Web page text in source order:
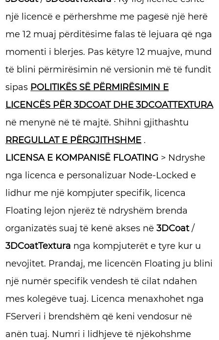
një licencë e përhershme me pagesë një herë
me 12 muaj përditësime falas të lejuara që nga
momenti i blerjes. Pas këtyre 12 muajve, mund
të blini përmirësimin në versionin më të fundit
sipas POLITIKËS SË PËRMIRËSIMIN E
LICENCËS PËR 3DCOAT DHE 3DCOATTEXTURA
në menynë në të majtë. Shihni gjithashtu
RREGULLAT E PËRGJITHSHME .
LICENSA E KOMPANISË FLOATING > Ndryshe
nga licenca e personalizuar Node-Locked e
lidhur me një kompjuter specifik, licenca
Floating lejon njerëz të ndryshëm brenda
organizatës suaj të kenë akses në3DCoat/
3DCoatTextura nga kompjuterët e tyre kur u
nevojitet. Prandaj, me licencën Floating ju blini
një numër specifik vendesh të cilat ndahen
mes kolegëve tuaj. Licenca menaxhohet nga
FServeri i brendshëm që keni vendosur në
anën tuaj. Numri i lidhjeve të njëkohshme